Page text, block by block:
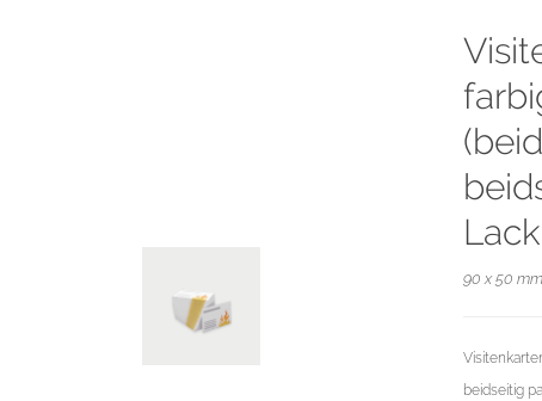
90 x 50
beidseitig